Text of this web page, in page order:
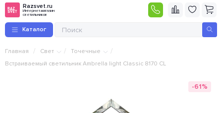
Razsvet.ru
Интернет-магазин
светильников
Каталог
Главная / Свет / Точечные /
Встраиваемый светильник Ambrella light Classic 8170 CL
-61%